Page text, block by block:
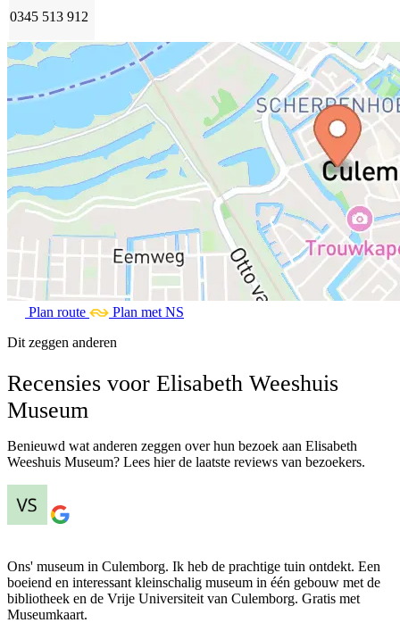
0345 513 912
Plan route
Plan met NS
Dit zeggen anderen
Recensies voor Elisabeth Weeshuis
Museum
Benieuwd wat anderen zeggen over hun bezoek aan Elisabeth
Weeshuis Museum? Lees hier de laatste reviews van bezoekers.
Ons' museum in Culemborg. Ik heb de prachtige tuin ontdekt. Een
boeiend en interessant kleinschalig museum in één gebouw met de
bibliotheek en de Vrije Universiteit van Culemborg. Gratis met
Museumkaart.